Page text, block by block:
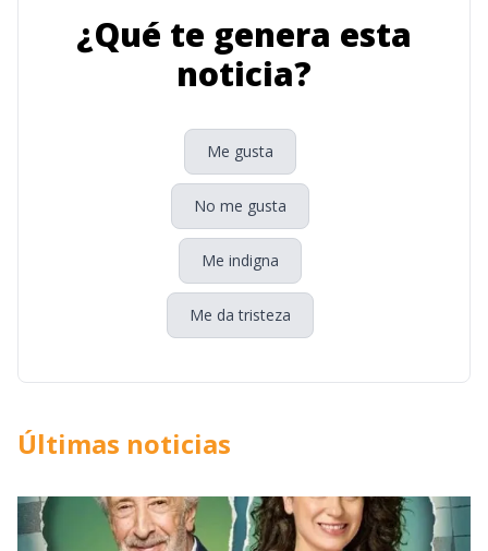
¿Qué te genera esta
noticia?
Me gusta
No me gusta
Me indigna
Me da tristeza
Últimas noticias